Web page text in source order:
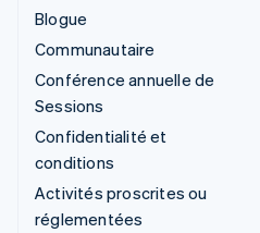
Blogue
Communautaire
Conférence annuelle de
Sessions
Confidentialité et
conditions
Activités proscrites ou
réglementées